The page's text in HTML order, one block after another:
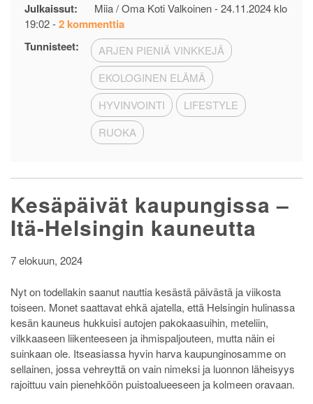
Julkaissut: Miia / Oma Koti Valkoinen -24.11.2024 klo
19:02-2 kommenttiaartikkeliin
5
vinkkiä
–
Terveellinen
ruokavalio
pienellä
budjetilla
Tunnisteet:
ARJEN PIENIÄ VINKKEJÄ
EKOLOGINEN ELÄMÄ
HYVINVOINTI
LIFESTYLE
RUOKA
Kesäpäivät kaupungissa –
Itä-Helsingin kauneutta
7 elokuun, 2024
Nyt on todellakin saanut nauttia kesästä päivästä ja viikosta
toiseen. Monet saattavat ehkä ajatella, että Helsingin hulinassa
kesän kauneus hukkuisi autojen pakokaasuihin, meteliin,
vilkkaaseen liikenteeseen ja ihmispaljouteen, mutta näin ei
suinkaan ole. Itseasiassa hyvin harva kaupunginosamme on
sellainen, jossa vehreyttä on vain nimeksi ja luonnon läheisyys
rajoittuu vain pienehköön puistoalueeseen ja kolmeen oravaan.